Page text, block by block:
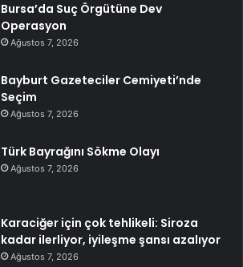
Bursa’da Suç Örgütüne Dev
Operasyon
Ağustos 7, 2026
Bayburt Gazeteciler Cemiyeti’nde
Seçim
Ağustos 7, 2026
Türk Bayrağını Sökme Olayı
Ağustos 7, 2026
Karaciğer için çok tehlikeli: Siroza
kadar ilerliyor, iyileşme şansı azalıyor
Ağustos 7, 2026